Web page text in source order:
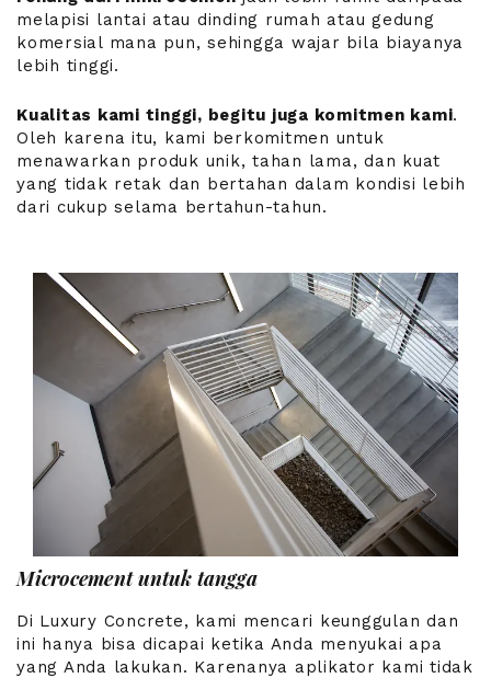
melapisi lantai atau dinding rumah atau gedung
komersial mana pun, sehingga wajar bila biayanya
lebih tinggi.
Kualitas kami tinggi, begitu juga komitmen kami.
Oleh karena itu, kami berkomitmen untuk
menawarkan produk unik, tahan lama, dan kuat
yang tidak retak dan bertahan dalam kondisi lebih
dari cukup selama bertahun-tahun.
Microcement untuk tangga
Di Luxury Concrete, kami mencari keunggulan dan
ini hanya bisa dicapai ketika Anda menyukai apa
yang Anda lakukan. Karenanya aplikator kami tidak